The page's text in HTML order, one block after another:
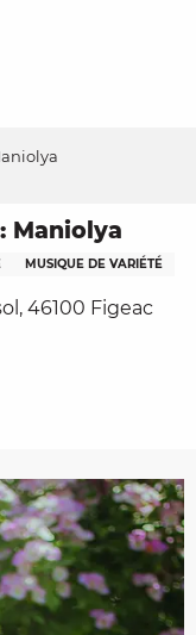
Maniolya
MUSIQUE DE VARIÉTÉ
46100 Figeac